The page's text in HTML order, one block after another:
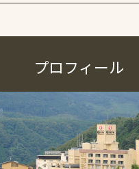
プロフィール